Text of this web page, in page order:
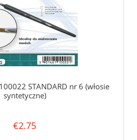
STANDARD nr 6 (włosie
syntetyczne)
€2.75